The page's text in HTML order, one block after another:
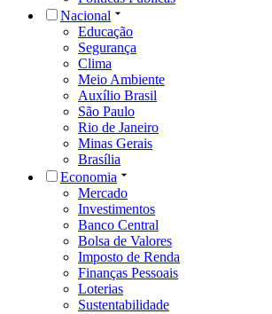
Nacional
Educação
Segurança
Clima
Meio Ambiente
Auxílio Brasil
São Paulo
Rio de Janeiro
Minas Gerais
Brasília
Economia
Mercado
Investimentos
Banco Central
Bolsa de Valores
Imposto de Renda
Finanças Pessoais
Loterias
Sustentabilidade